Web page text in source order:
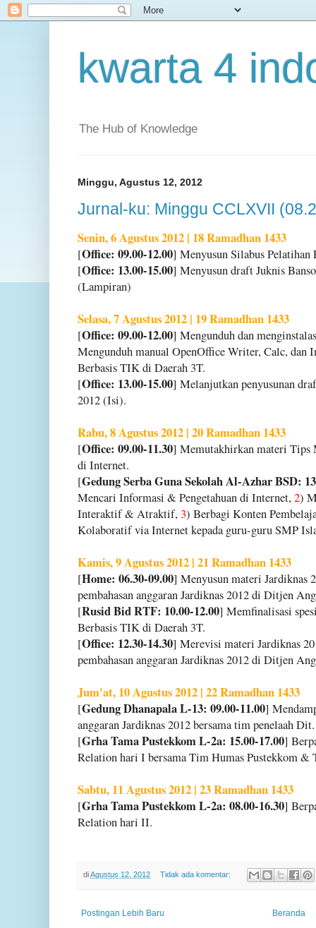
kwarta 4
The Hub of Knowledge
Minggu, Agustus 12, 2012
Jurnal-ku: Minggu CCLXVII
Senin, 6 Agustus 2012 | 18 Ramadhan 1433
[Office: 09.00-12.00] Menyusun Silabus
[Office: 13.00-15.00] Menyusun draft Juknis
(Lampiran)
Selasa, 7 Agustus 2012 | 19 Ramadhan 1433
[Office: 09.00-12.00] Mengunduh dan
Mengunduh manual OpenOffice Writer, Calc, dan
Berbasis TIK di Daerah 3T.
[Office: 13.00-15.00] Melanjutkan penyusunan
2012 (Isi).
Rabu, 8 Agustus 2012 | 20 Ramadhan 1433
[Office: 09.00-11.30] Memutakhirkan materi Tips
di Internet.
[Gedung Serba Guna Sekolah Al-Azhar BSD:
Mencari Informasi & Pengetahuan di Internet,2)
Interaktif & Atraktif, 3) Berbagi Konten
Kolaboratif via Internet kepada guru-guru SMP
Kamis, 9 Agustus 2012 | 21 Ramadhan 1433
[Home: 06.30-09.00] Menyusun materi Jardiknas
pembahasan anggaran Jardiknas 2012 di Ditjen
[Rusid Bid RTF: 10.00-12.00] Memfinalisasi
Berbasis TIK di Daerah 3T.
[Office: 12.30-14.30] Merevisi materi Jardiknas
pembahasan anggaran Jardiknas 2012 di Ditjen
Jum'at, 10 Agustus 2012 | 22 Ramadhan 1433
[Gedung Dhanapala L-13: 09.00-11.00]
anggaran Jardiknas 2012 bersama tim penelaah
[Grha Tama Pustekkom L-2a: 15.00-17.00]
Relation hari I bersama Tim Humas Pustekkom &
Sabtu, 11 Agustus 2012 | 23 Ramadhan 1433
[Grha Tama Pustekkom L-2a: 08.00-16.30]
Relation hari II.
diAgustus 12, 2012 Tidak ada komentar:
Postingan Lebih Baru Beranda